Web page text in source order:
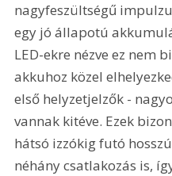
nagyfeszültségű
egy jó állapotú
LED-ekre nézve ez nem
akkuhoz közel
első helyzetjelzők -
vannak kitéve. Ezek
hátsó izzókig futó
néhány csatlakozás is,